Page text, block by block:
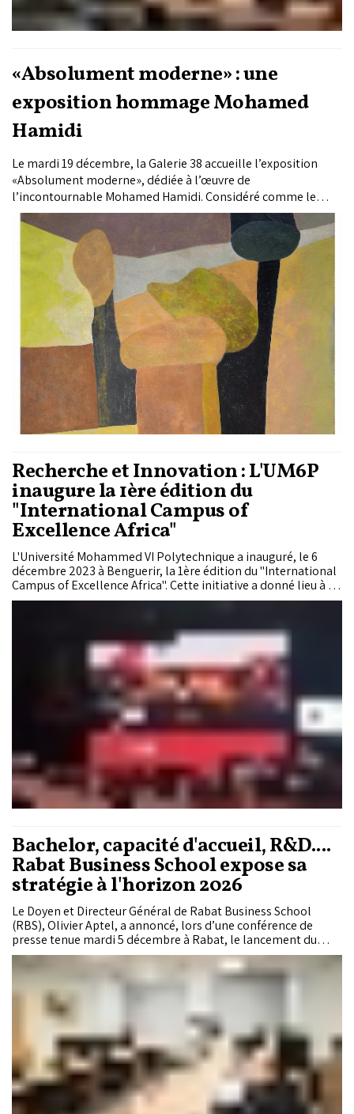
«Absolument moderne» : une
exposition hommage Mohamed
Hamidi
Le mardi 19 décembre, la Galerie 38 accueille l’exposition
«Absolument moderne», dédiée à l’œuvre de
l’incontournable Mohamed Hamidi. Considéré comme le
peintre des modernités picturales au Maroc, Hamidi présente
une collection d’œuvres inédites récentes ainsi que des pièces
emblématiques issues de son parcours artistique.
Recherche et Innovation : L'UM6P
inaugure la 1ère édition du
"International Campus of
Excellence Africa"
L'Université Mohammed VI Polytechnique a inauguré, le 6
décembre 2023 à Benguerir, la 1ère édition du "International
Campus of Excellence Africa". Cette initiative a donné lieu à la
signature de trois accords avec le Centre national de
Européenne des Docteurs et le Réseau des Femmes Africaines
Bachelor, capacité d'accueil, R&D....
Rabat Business School expose sa
stratégie à l'horizon 2026
Le Doyen et Directeur Général de Rabat Business School
(RBS), Olivier Aptel, a annoncé, lors d’une conférence de
presse tenue mardi 5 décembre à Rabat, le lancement du
programme intercontinental de triple diplôme, premier du
genre au Maroc. Le Doyen a également présenté le plan
stratégique 2021-2026 de la Business School.